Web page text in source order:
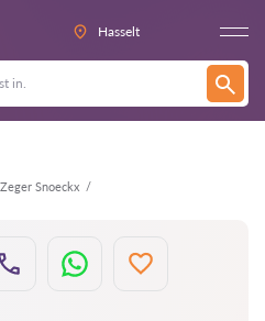
Hasselt
Zeger Snoeckx